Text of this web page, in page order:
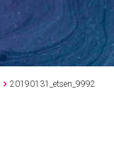
 20190131_etsen_9992